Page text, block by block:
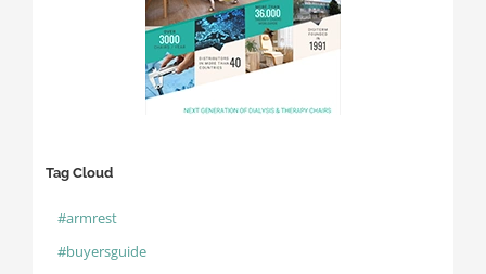
Tag Cloud
#armrest
#buyersguide